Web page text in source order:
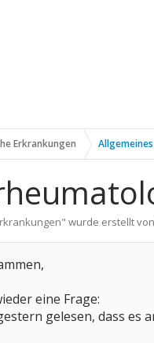
Erkrankungen
" wurde erstellt von
eine Frage:
gelesen, dass es